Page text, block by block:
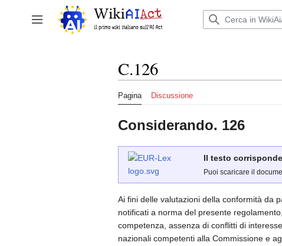
contenuto
Attiva/disattiva la barra laterale
C.126
Pagina Discussione
Considerando. 126
Il testo
Puoi scaricare il
Ai fini delle valutazioni della conformità da
notificati a norma del presente
competenza, assenza di conflitti di
nazionali competenti alla Commissione e